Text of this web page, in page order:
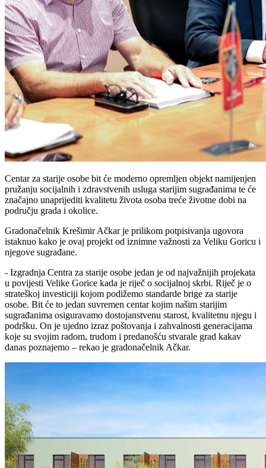
Centar za starije osobe bit će moderno opremljen objekt namijenjen
pružanju socijalnih i zdravstvenih usluga starijim sugrađanima te će
značajno unaprijediti kvalitetu života osoba treće životne dobi na
području grada i okolice.
Gradonačelnik Krešimir Ačkar je prilikom potpisivanja ugovora
istaknuo kako je ovaj projekt od iznimne važnosti za Veliku Goricu i
njegove sugrađane.
- Izgradnja Centra za starije osobe jedan je od najvažnijih projekata
u povijesti Velike Gorice kada je riječ o socijalnoj skrbi. Riječ je o
strateškoj investiciji kojom podižemo standarde brige za starije
osobe. Bit će to jedan suvremen centar kojim našim starijim
sugrađanima osiguravamo dostojanstvenu starost, kvalitetnu njegu i
podršku. On je ujedno izraz poštovanja i zahvalnosti generacijama
koje su svojim radom, trudom i predanošću stvarale grad kakav
danas poznajemo – rekao je gradonačelnik Ačkar.